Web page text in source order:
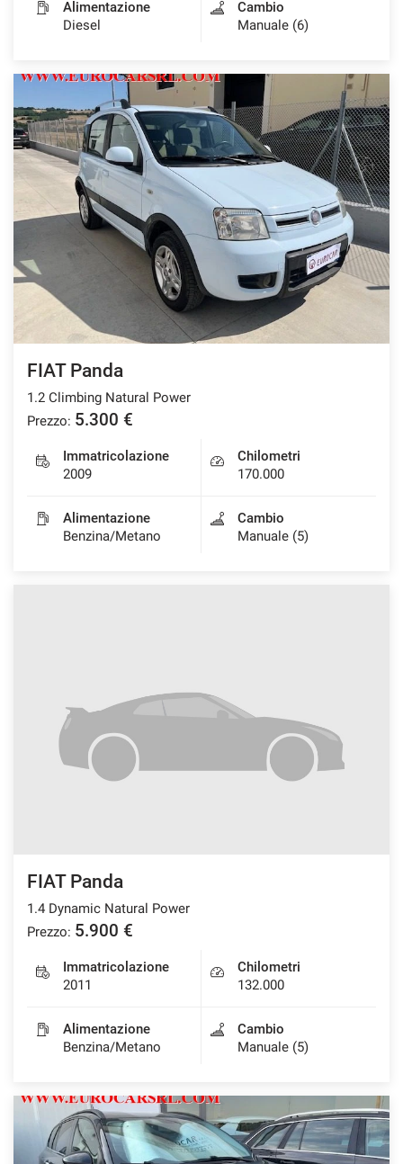
Alimentazione
Diesel
Cambio
Manuale (6)
FIAT Panda
1.2 Climbing Natural Power
Prezzo: 5.300 €
Immatricolazione
2009
Chilometri
170.000
Alimentazione
Benzina/Metano
Cambio
Manuale (5)
FIAT Panda
1.4 Dynamic Natural Power
Prezzo: 5.900 €
Immatricolazione
2011
Chilometri
132.000
Alimentazione
Benzina/Metano
Cambio
Manuale (5)